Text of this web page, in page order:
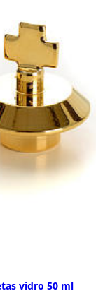
vidro 50 ml